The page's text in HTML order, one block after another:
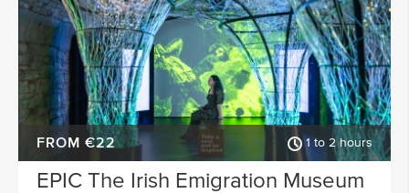
FROM €22 1 to 2 hours
EPIC The Irish Emigration Museum